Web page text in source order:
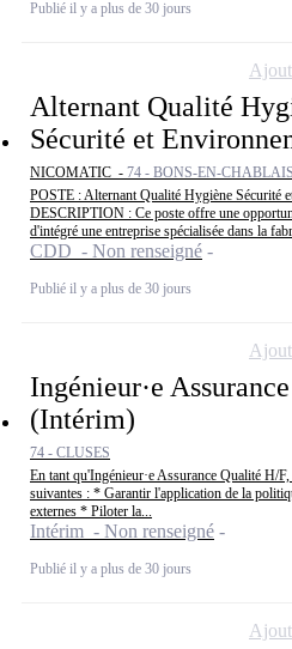
Publié il y a plus de 30 jours
Alternant Qualité
Sécurité et
NICOMATIC - 74 - BONS-EN-CHABLAIS
POSTE : Alternant Qualité Hygiène Sécurité
DESCRIPTION : Ce poste offre une
d'intégré une entreprise spécialisée dans la
CDD - Non renseigné
Publié il y a plus de 30 jours
Ingénieur·e
(Intérim)
74 - CLUSES
En tant qu'Ingénieur·e Assurance Qualité H/
suivantes : * Garantir l'application de la
externes * Piloter la...
Intérim - Non renseigné
Publié il y a plus de 30 jours